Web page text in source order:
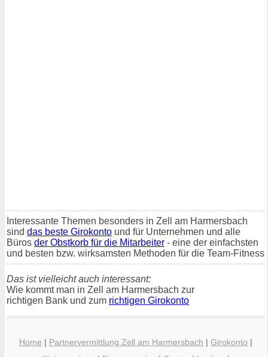
Interessante Themen besonders in Zell am Harmersbach
sind das beste Girokonto und für Unternehmen und alle
Büros der Obstkorb für die Mitarbeiter - eine der einfachsten
und besten bzw. wirksamsten Methoden für die Team-Fitness
Das ist vielleicht auch interessant:
Wie kommt man in Zell am Harmersbach zur
richtigen Bank und zum richtigen Girokonto
Home | Partnervermittlung Zell am Harmersbach | Girokonto |